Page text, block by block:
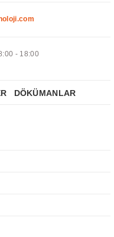
- 18:00
DÖKÜMANLAR